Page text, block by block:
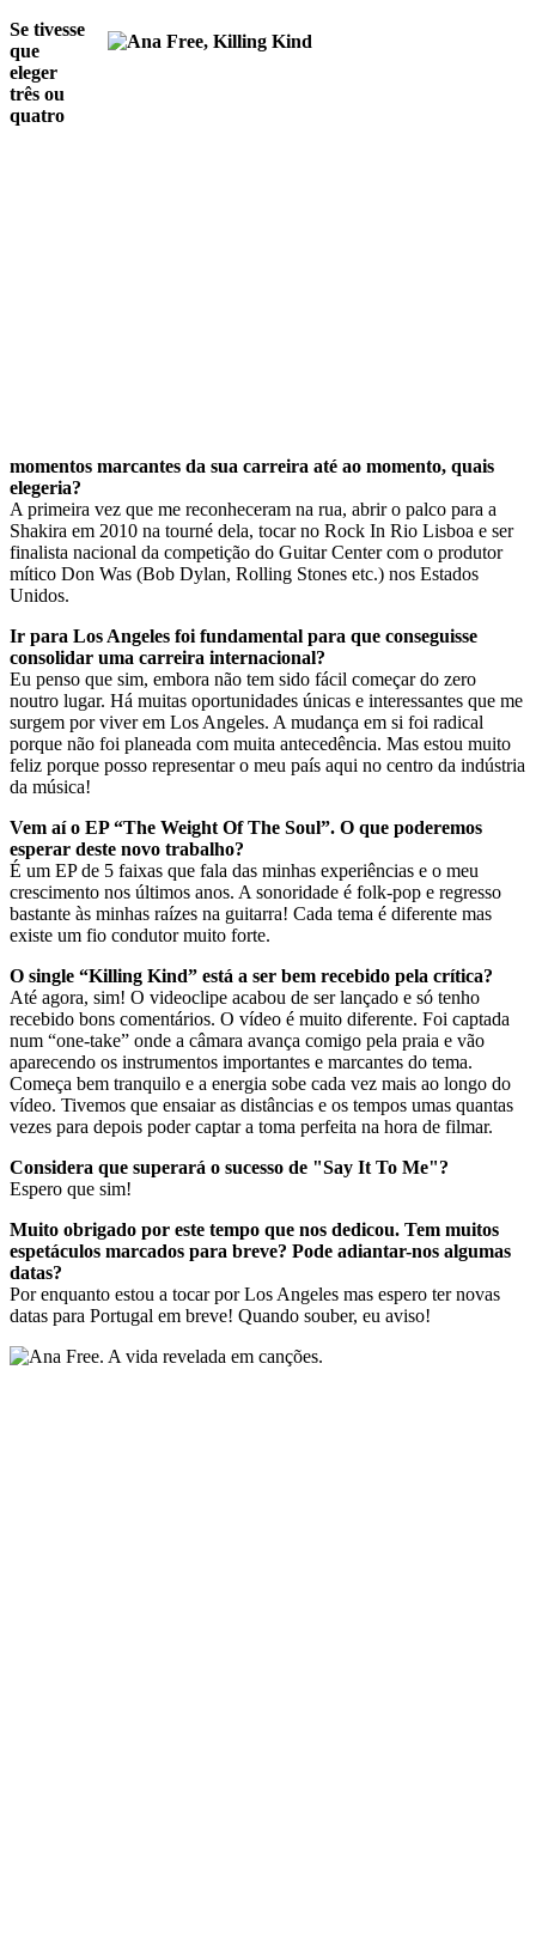
Se tivesse
que
eleger
três ou
quatro
momentos marcantes da sua carreira até ao momento, quais
elegeria?
A primeira vez que me reconheceram na rua, abrir o palco para a
Shakira em 2010 na tourné dela, tocar no Rock In Rio Lisboa e ser
finalista nacional da competição do Guitar Center com o produtor
mítico Don Was (Bob Dylan, Rolling Stones etc.) nos Estados
Unidos.
Ir para Los Angeles foi fundamental para que conseguisse
consolidar uma carreira internacional?
Eu penso que sim, embora não tem sido fácil começar do zero
noutro lugar. Há muitas oportunidades únicas e interessantes que me
surgem por viver em Los Angeles. A mudança em si foi radical
porque não foi planeada com muita antecedência. Mas estou muito
feliz porque posso representar o meu país aqui no centro da indústria
da música!
Vem aí o EP “The Weight Of The Soul”. O que poderemos
esperar deste novo trabalho?
É um EP de 5 faixas que fala das minhas experiências e o meu
crescimento nos últimos anos. A sonoridade é folk-pop e regresso
bastante às minhas raízes na guitarra! Cada tema é diferente mas
existe um fio condutor muito forte.
O single “Killing Kind” está a ser bem recebido pela crítica?
Até agora, sim! O videoclipe acabou de ser lançado e só tenho
recebido bons comentários. O vídeo é muito diferente. Foi captada
num “one-take” onde a câmara avança comigo pela praia e vão
aparecendo os instrumentos importantes e marcantes do tema.
Começa bem tranquilo e a energia sobe cada vez mais ao longo do
vídeo. Tivemos que ensaiar as distâncias e os tempos umas quantas
vezes para depois poder captar a toma perfeita na hora de filmar.
Considera que superará o sucesso de "Say It To Me"?
Espero que sim!
Muito obrigado por este tempo que nos dedicou. Tem muitos
espetáculos marcados para breve? Pode adiantar-nos algumas
datas?
Por enquanto estou a tocar por Los Angeles mas espero ter novas
datas para Portugal em breve! Quando souber, eu aviso!